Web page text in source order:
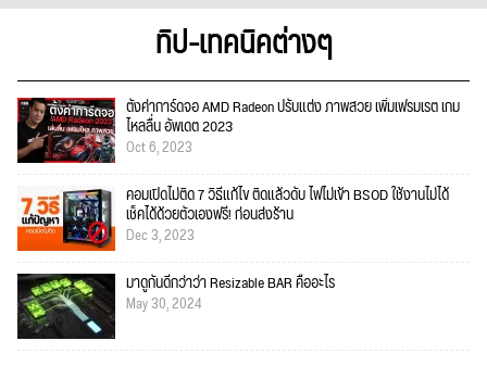
ทิป-เทคนิคต่างๆ
ตั้งค่าการ์ดจอ AMD Radeon ปรับแต่ง ภาพสวย เพิ่มเฟรมเรต เกม
ไหลลื่น อัพเดต 2023
Oct 6, 2023
คอมเปิดไม่ติด 7 วิธีแก้ไข ติดแล้วดับ ไฟไม่เข้า BSOD ใช้งานไม่ได้
เช็คได้ด้วยตัวเองฟรี! ก่อนส่งร้าน
Dec 3, 2023
มาดูกันดีกว่าว่า Resizable BAR คืออะไร
May 30, 2024